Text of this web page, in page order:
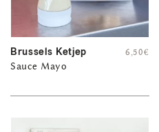
Brussels Ketjep
Sauce Mayo
6,50€